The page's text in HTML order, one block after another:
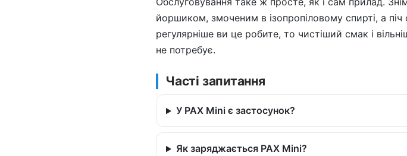
йоршиком, змоченим в ізопропіловому спирті, а піч
регулярніше ви це робите, то чистіший смак і
не потребує.
Часті запитання
У PAX Mini є застосунок?
Як заряджається PAX Mini?